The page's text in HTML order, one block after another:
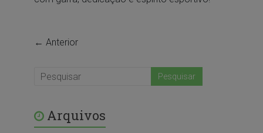
← Anterior
Arquivos